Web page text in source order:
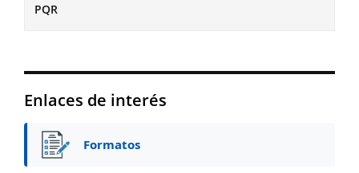
PQR
Enlaces de interés
Formatos